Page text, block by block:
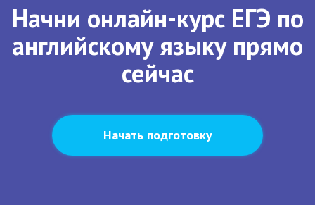
Начни онлайн-курс ЕГЭ по
английскому языку прямо
сейчас
Начать подготовку